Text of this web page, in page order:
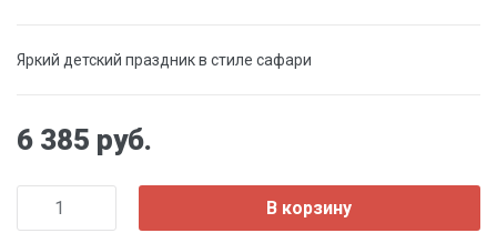
Яркий детский праздник в стиле сафари
6 385 руб.
В корзину